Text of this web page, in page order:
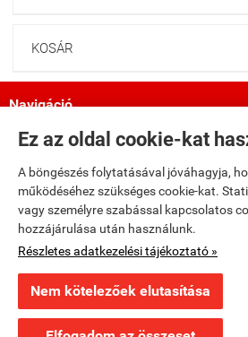
Ez az oldal cookie-kat
A böngészés folytatásával jóváhagyja,
működéséhez szükséges cookie-kat.
vagy személyre szabással kapcsolatos
hozzájárulása után használunk.
Részletes adatkezelési tájékoztató »
Nem kötelezőek elutasítása
KOSÁR
Navigáció
Saját fiók
Bemutatkozás
Kövess minket a Facebookon!